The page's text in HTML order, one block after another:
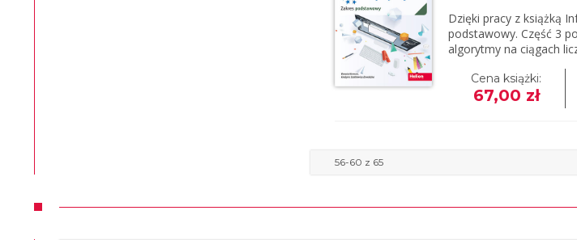
Dzięki pracy z książką
podstawowy. Część 3
algorytmy na ciągach
Cena książki:
67,00 zł
56-60 z 65